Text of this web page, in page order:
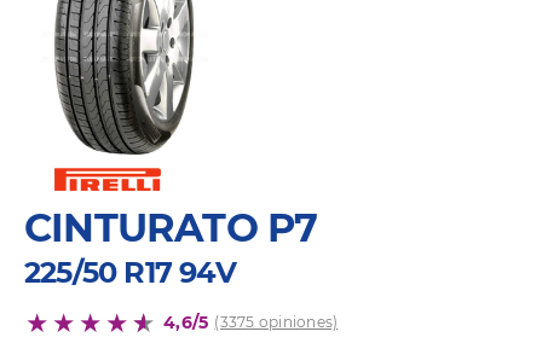
CINTURATO P7
225/50 R17 94V
4,6/5 (3375 opiniones)